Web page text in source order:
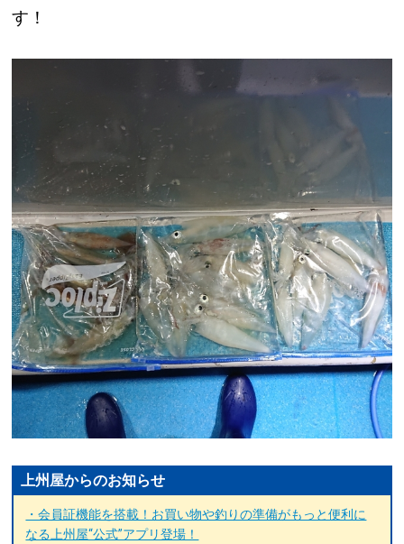
す！
上州屋からのお知らせ
・会員証機能を搭載！お買い物や釣りの準備がもっと便利に
なる上州屋“公式”アプリ登場！